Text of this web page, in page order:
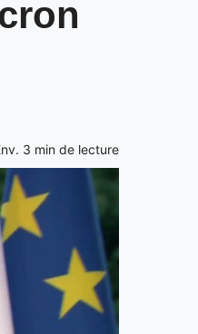
3 min de lecture